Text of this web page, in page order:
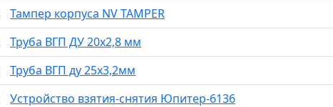
Тампер корпуса NV TAMPER
Труба ВГП ДУ 20х2,8 мм
Труба ВГП ду 25х3,2мм
Устройство взятия-снятия Юпитер-6136